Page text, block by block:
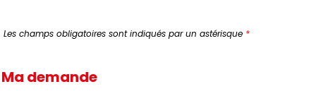
Les champs obligatoires sont indiqués par un astérisque *
Ma demande